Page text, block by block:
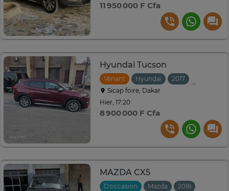
11 950 000 F Cfa
Hyundai Tucson
Venant Hyundai 2017
Sicap foire, Dakar
Hier, 17:20
8 900 000 F Cfa
MAZDA CX5
D'occasion Mazda 2016